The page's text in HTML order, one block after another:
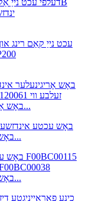
באָש אָריגינעלער אינדזשעקטאָר 044...
באָש עכטע אינדזשעקשאַן פּאָמפּע...
באָש עכטע אינדזשעקשאַן פּאָמפּע...